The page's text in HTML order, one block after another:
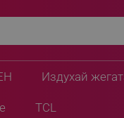
Издухай
TCL
стомана, 2